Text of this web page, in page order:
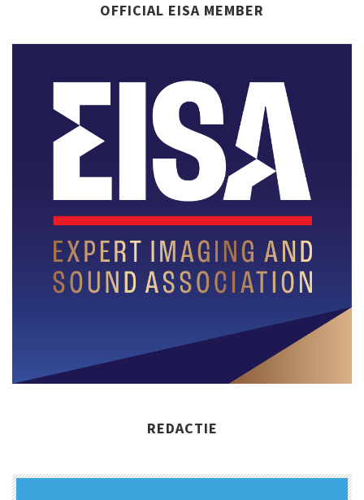
OFFICIAL EISA MEMBER
REDACTIE